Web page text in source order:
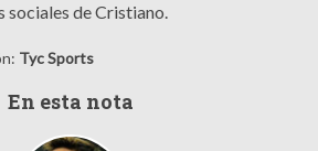
sociales de Cristiano.
Tyc Sports
En esta nota